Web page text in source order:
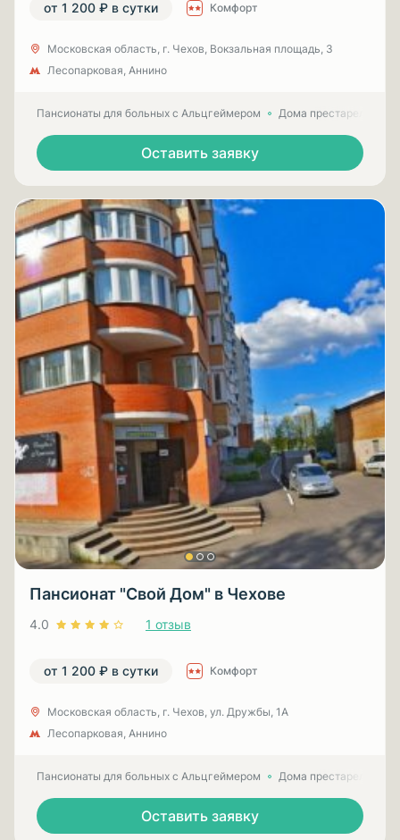
от 1 200 ₽ в сутки Комфорт
Московская область, г. Чехов, Вокзальная площадь, 3
Лесопарковая, Аннино
Пансионаты для больных с Альцгеймером Дома престарелых
Оставить заявку
Пансионат "Свой Дом" в Чехове
4.0 1 отзыв
от 1 200 ₽ в сутки Комфорт
Московская область, г. Чехов, ул. Дружбы, 1А
Лесопарковая, Аннино
Пансионаты для больных с Альцгеймером Дома престарелых
Оставить заявку